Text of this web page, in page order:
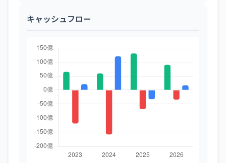
キャッシュフロー